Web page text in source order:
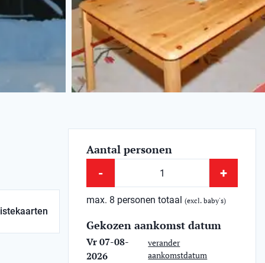
Aantal personen
- +
max. 8 personen totaal(excl. baby's)
Gekozen aankomst datum
Vr 07-08-
2026
verander
aankomstdatum